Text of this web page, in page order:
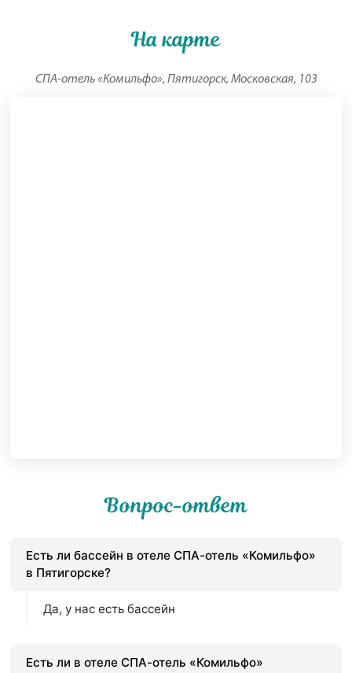
На карте
СПА-отель «Комильфо», Пятигорск, Московская, 103
Вопрос-ответ
Есть ли бассейн в отеле СПА-отель «Комильфо»
в Пятигорске?
Да, у нас есть бассейн
Есть ли в отеле СПА-отель «Комильфо»